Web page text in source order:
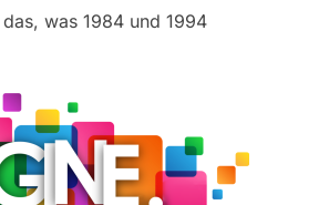
was 1984 und 1994